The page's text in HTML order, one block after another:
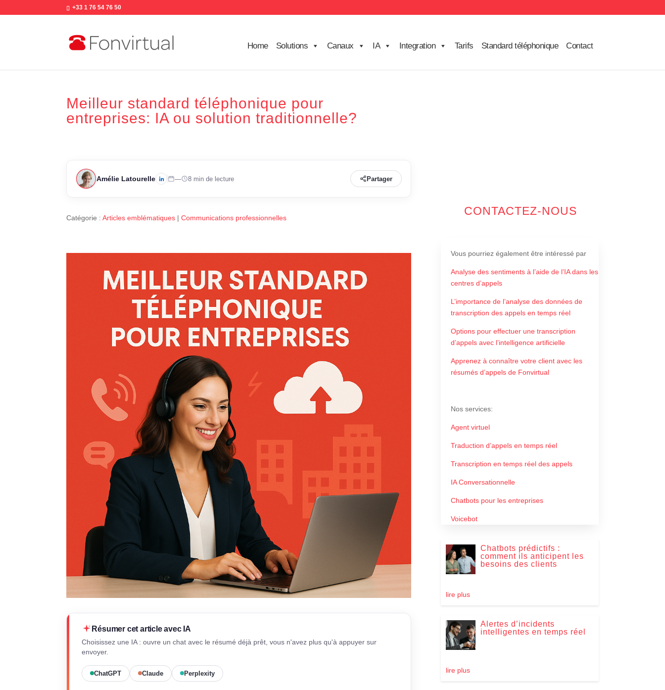
+33 1 76 54 76 50
Home Solutions Canaux IA Integration Tarifs Standard téléphonique Contact
Meilleur standard téléphonique pour
entreprises: IA ou solution traditionnelle?
Amélie Latourelle — 8 min de lecture Partager
Catégorie :Articles emblématiques |Communications professionnelles
Résumer cet article avec IA
Choisissez une IA : ouvre un chat avec le résumé déjà prêt, vous n'avez plus qu'à appuyer sur
envoyer.
ChatGPT Claude Perplexity
CONTACTEZ-NOUS
Vous pourriez également être intéressé par
Analyse des sentiments à l’aide de l’IA dans les
centres d’appels
L’importance de l’analyse des données de
transcription des appels en temps réel
Options pour effectuer une transcription
d’appels avec l’intelligence artificielle
Apprenez à connaître votre client avec les
résumés d’appels de Fonvirtual
Nos services:
Agent virtuel
Traduction d’appels en temps réel
Transcription en temps réel des appels
IA Conversationnelle
Chatbots pour les entreprises
Voicebot
Chatbots prédictifs :
comment ils anticipent les
besoins des clients
lire plus
Alertes d’incidents
intelligentes en temps réel
lire plus